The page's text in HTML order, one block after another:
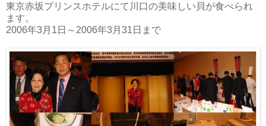
東京赤坂プリンスホテルにて川口の美味しい貝が食べられ
ます。
2006年3月1日～2006年3月31日まで